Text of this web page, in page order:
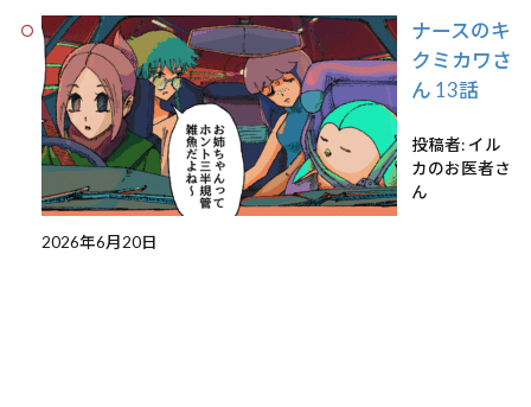
ナースのキ
クミカワさ
ん 13話
投稿者: イル
カのお医者さ
ん
2026年6月20日